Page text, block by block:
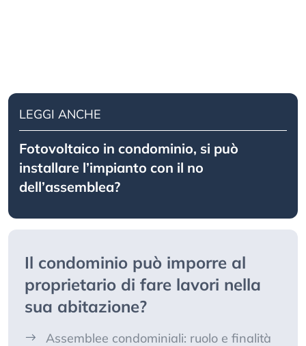
LEGGI ANCHE
Fotovoltaico in condominio, si può
installare l’impianto con il no
dell’assemblea?
Il condominio può imporre al
proprietario di fare lavori nella
sua abitazione?
Assemblee condominiali: ruolo e finalità